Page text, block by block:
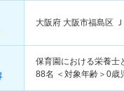
大阪府 大阪市福島区
保育園における栄養士
88名 ＜対象年齢＞0歳